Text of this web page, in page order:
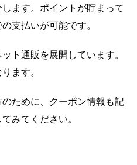
ます。ポイントが貯まって
支払いが可能です。
ト通販を展開しています。
ます。
ために、クーポン情報も記
みてください。